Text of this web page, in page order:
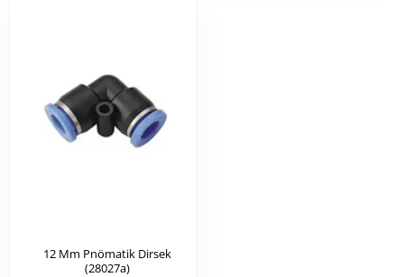
12 Mm Pnömatik Dirsek
(28027a)